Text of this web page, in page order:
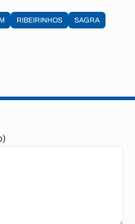
RIBEIRINHOS
SAGRA